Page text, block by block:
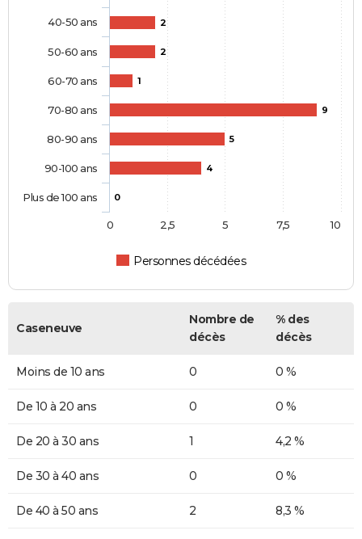
2
2
1
9
5
4
0
Personnes décédées
40-50 ans
50-60 ans
60-70 ans
70-80 ans
80-90 ans
90-100 ans
Plus de 100 ans
0 10
2,5 5 7,5
Caseneuve
Nombre de
décès
% des
décès
Moins de 10 ans 0 0 %
De 10 à 20 ans 0 0 %
De 20 à 30 ans 1 4,2 %
De 30 à 40 ans 0 0 %
De 40 à 50 ans 2 8,3 %